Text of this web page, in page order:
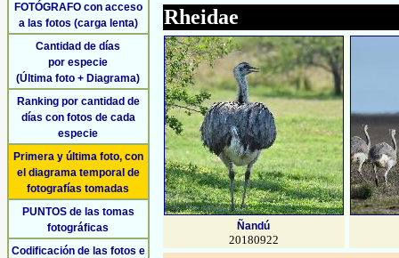
FOTÓGRAFO con acceso
a las fotos (carga lenta)
Cantidad de días
por especie
(Última foto + Diagrama)
Ranking por cantidad de
días con fotos de cada
especie
Primera y última foto, con
el diagrama temporal de
fotografías tomadas
PUNTOS de las tomas
fotográficas
Codificación de las fotos e
Rheidae
Ñandú
20180922